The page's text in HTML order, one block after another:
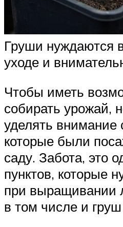
Груши нуждаются
уходе и
Чтобы иметь
собирать урожай,
уделять внимание
которые были
саду. Забота, это
пунктов, которые
при выращивании
в том числе и груш